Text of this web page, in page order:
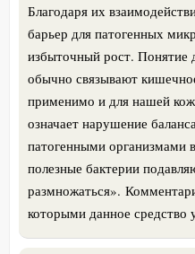
Благодаря их
барьер для патогенных
избыточный рост. Понятие
обычно связывают
применимо и для нашей
означает нарушение
патогенными организмами
полезные бактерии
размножаться».
которыми данное средство